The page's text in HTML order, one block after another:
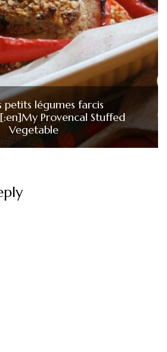
petits légumes farcis
Provencal Stuffed
Vegetable